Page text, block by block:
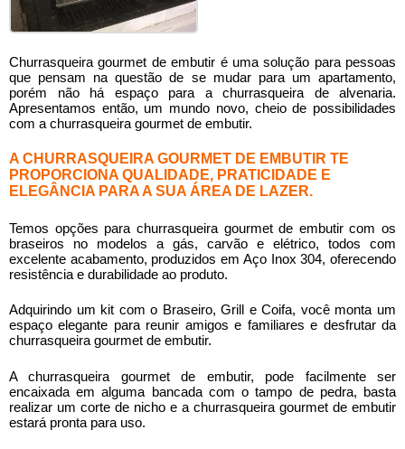
Churrasqueira gourmet de embutir é uma solução para pessoas
que pensam na questão de se mudar para um apartamento,
porém não há espaço para a churrasqueira de alvenaria.
Apresentamos então, um mundo novo, cheio de possibilidades
com a churrasqueira gourmet de embutir.
A CHURRASQUEIRA GOURMET DE EMBUTIR TE
PROPORCIONA QUALIDADE, PRATICIDADE E
ELEGÂNCIA PARA A SUA ÁREA DE LAZER.
Temos opções para churrasqueira gourmet de embutircom os
braseiros no modelos a gás, carvão e elétrico, todos com
excelente acabamento, produzidos em Aço Inox 304, oferecendo
resistência e durabilidade ao produto.
Adquirindo um kit com o Braseiro, Grill e Coifa, você monta um
espaço elegante para reunir amigos e familiares e desfrutar da
churrasqueira gourmet de embutir.
Achurrasqueira gourmet de embutir, pode facilmente ser
encaixada em alguma bancada com o tampo de pedra, basta
realizar um corte de nicho e a churrasqueira gourmet de embutir
estará pronta para uso.